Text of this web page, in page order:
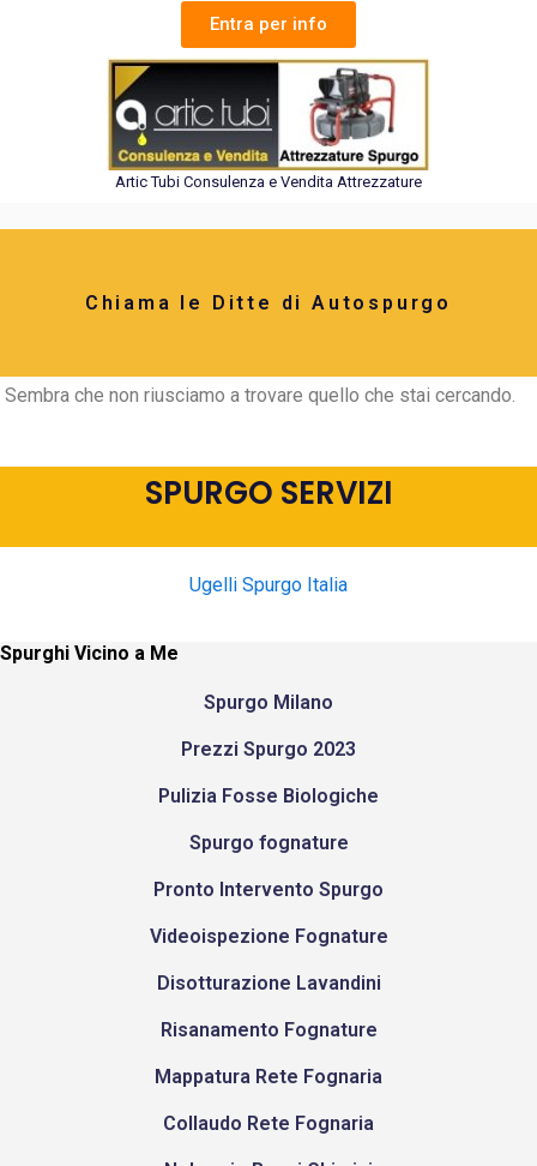
Entra per info
Artic Tubi Consulenza e Vendita Attrezzature
Chiama le Ditte di Autospurgo
Sembra che non riusciamo a trovare quello che stai cercando.
SPURGO SERVIZI
Ugelli Spurgo Italia
Spurghi Vicino a Me
Spurgo Milano
Prezzi Spurgo 2023
Pulizia Fosse Biologiche
Spurgo fognature
Pronto Intervento Spurgo
Videoispezione Fognature
Disotturazione Lavandini
Risanamento Fognature
Mappatura Rete Fognaria
Collaudo Rete Fognaria